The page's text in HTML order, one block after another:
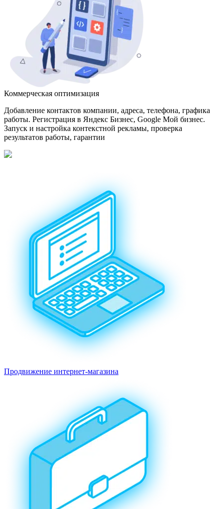
Коммерческая оптимизация
Добавление контактов компании, адреса, телефона, графика
работы. Регистрация в Яндекс Бизнес, Google Мой бизнес.
Запуск и настройка контекстной рекламы, проверка
результатов работы, гарантии
Продвижение интернет-магазина